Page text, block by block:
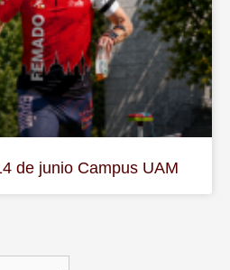
de junio Campus UAM